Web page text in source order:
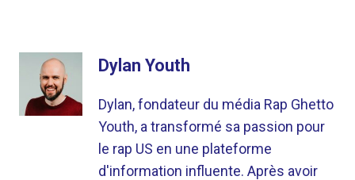
Dylan Youth
Dylan, fondateur du média Rap Ghetto
Youth, a transformé sa passion pour
le rap US en une plateforme
d'information influente. Après avoir